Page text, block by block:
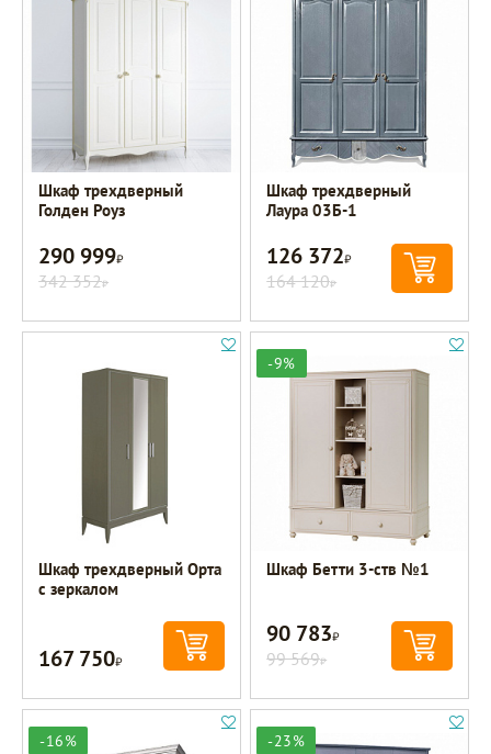
Шкаф трехдверный
Голден Роуз
290 999Р
342 352Р
Шкаф трехдверный
Лаура 03Б-1
126 372Р
164 120Р
Шкаф трехдверный Орта
с зеркалом
167 750Р
-9%
Шкаф Бетти 3-ств №1
90 783Р
99 569Р
-16% -23%